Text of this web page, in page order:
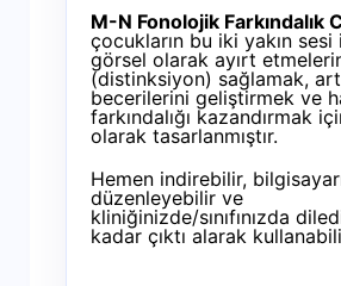
M-N Fonolojik Farkındalık
çocukların bu iki yakın
görsel olarak ayırt
(distinksiyon) sağlamak,
becerilerini geliştirmek ve
farkındalığı kazandırmak
olarak tasarlanmıştır.
Hemen indirebilir,
düzenleyebilir ve
kliniğinizde/sınıfınızda
kadar çıktı alarak